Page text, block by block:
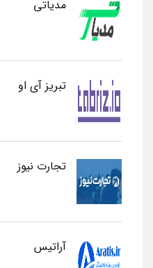
مدیاتی
تبریز آی او
تجارت نیوز
آراتیس